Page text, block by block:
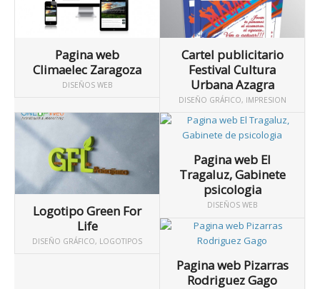
Pagina web
Climaelec Zaragoza
DISEÑOS WEB
Cartel publicitario
Festival Cultura
Urbana Azagra
DISEÑO GRÁFICO, IMPRESION
Logotipo Green For
Life
DISEÑO GRÁFICO, LOGOTIPOS
Pagina web El
Tragaluz, Gabinete
psicologia
DISEÑOS WEB
Pagina web Pizarras
Rodriguez Gago